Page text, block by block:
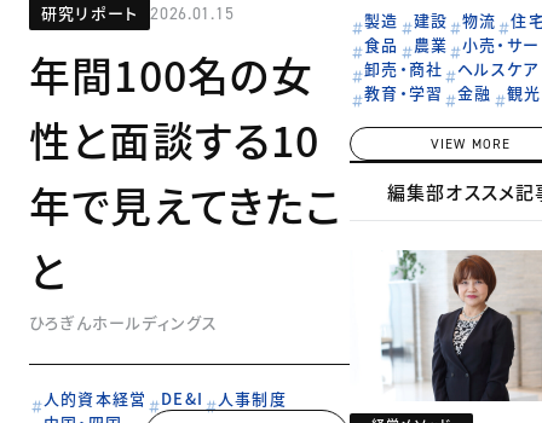
研究リポート 2026.01.15
年間100名の女
性と面談する10
年で見えてきたこ
と
ひろぎんホールディングス
人的資本経営 DE&I
人事制度
製造 建設 物流
住
食品
農業
小売・サ
卸売・商社
ヘルスケア
教育・学習
金融 観
VIEW MORE
編集部オススメ記